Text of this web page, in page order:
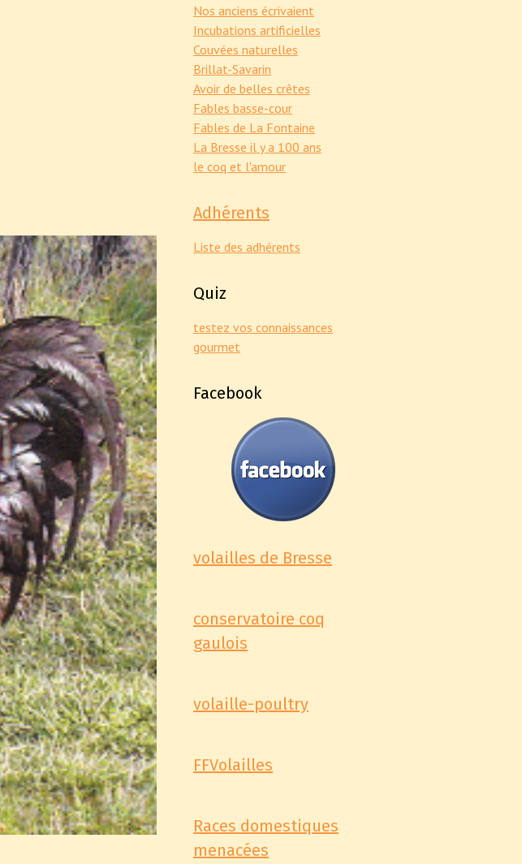
Nos anciens écrivaient
Incubations artificielles
Couvées naturelles
Brillat-Savarin
Avoir de belles crêtes
Fables basse-cour
Fables de La Fontaine
La Bresse il y a 100 ans
le coq et l'amour
Adhérents
Liste des adhérents
Quiz
testez vos connaissances
gourmet
Facebook
volailles de Bresse
conservatoire coq
gaulois
volaille-poultry
FFVolailles
Races domestiques
menacées